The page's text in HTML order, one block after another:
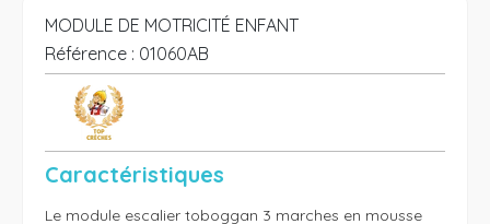
MODULE DE MOTRICITÉ ENFANT
Référence : 01060AB
Caractéristiques
Le module escalier toboggan 3 marches en mousse